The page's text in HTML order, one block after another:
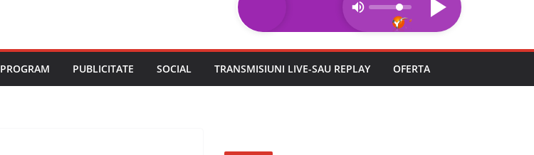
PROGRAM PUBLICITATE SOCIAL TRANSMISIUNI LIVE-SAU REPLAY OFERTA